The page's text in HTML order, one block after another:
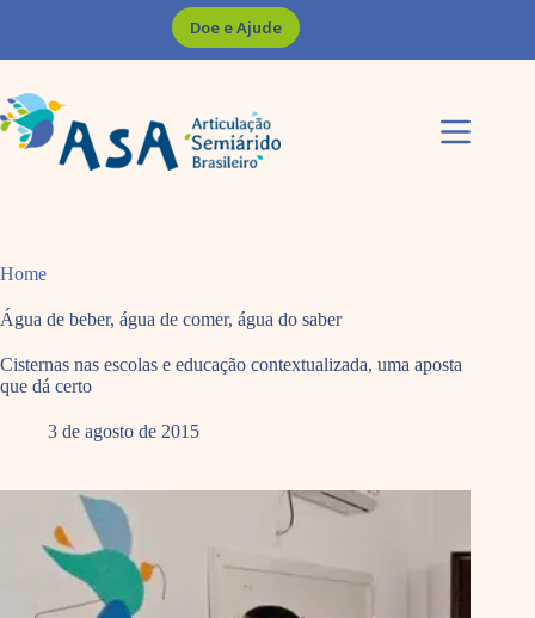
Doe e Ajude
Home
Água de beber, água de comer, água do saber
Cisternas nas escolas e educação contextualizada, uma aposta
que dá certo
3 de agosto de 2015